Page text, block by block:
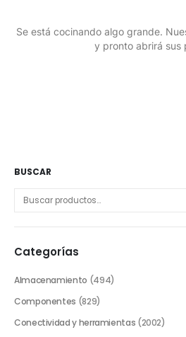
Se está cocinando algo grande.
y pronto abrirá sus
BUSCAR
Categorías
Almacenamiento (494)
Componentes (829)
Conectividad y herramientas (2002)